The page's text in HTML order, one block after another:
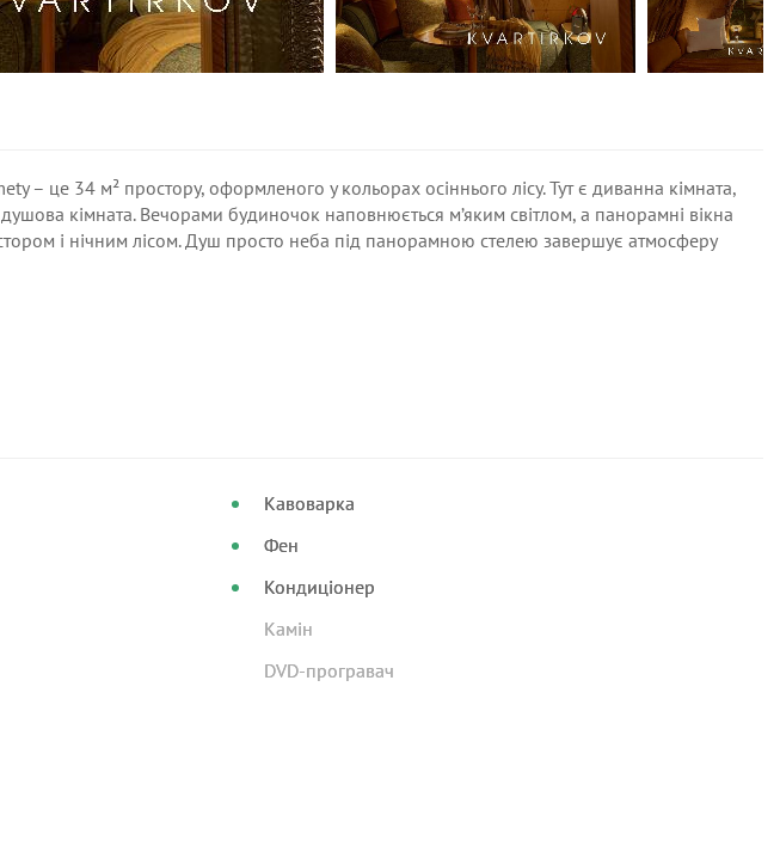
– це 34 м² простору, оформленого у кольорах осіннього лісу. Тут є диванна кімната,
кімната. Вечорами будиночок наповнюється м’яким світлом, а панорамні вікна
і нічним лісом. Душ просто неба під панорамною стелею завершує атмосферу
Кавоварка
Фен
Кондиціонер
Камін
DVD-програвач